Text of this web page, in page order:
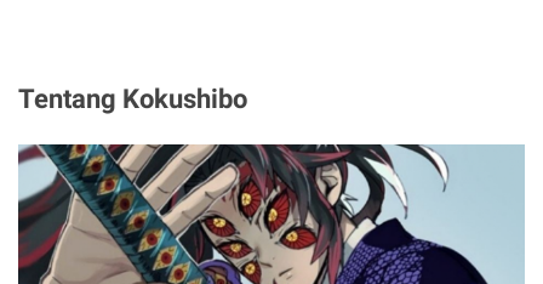
Tentang Kokushibo